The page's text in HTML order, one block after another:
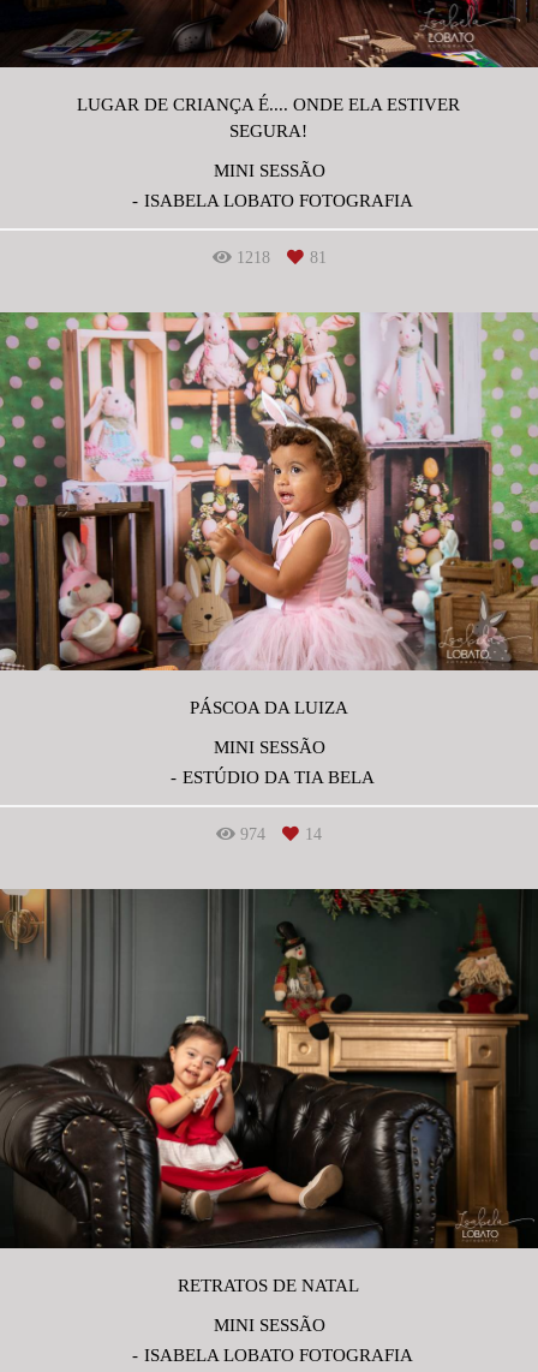
LUGAR DE CRIANÇA É.... ONDE ELA ESTIVER
SEGURA!
MINI SESSÃO
ISABELA LOBATO FOTOGRAFIA
1218 81
PÁSCOA DA LUIZA
MINI SESSÃO
ESTÚDIO DA TIA BELA
974 14
RETRATOS DE NATAL
MINI SESSÃO
ISABELA LOBATO FOTOGRAFIA